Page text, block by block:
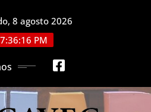
8 agosto 2026
7:36:18 PM